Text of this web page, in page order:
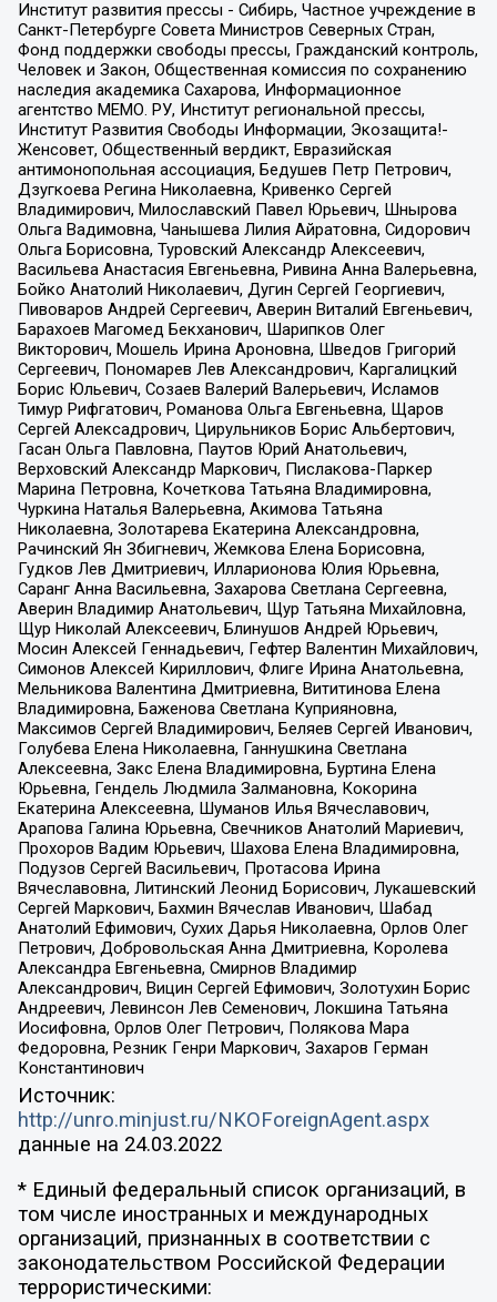
Институт развития прессы - Сибирь, Частное учреждение в
Санкт-Петербурге Совета Министров Северных Стран,
Фонд поддержки свободы прессы, Гражданский контроль,
Человек и Закон, Общественная комиссия по сохранению
наследия академика Сахарова, Информационное
агентство МЕМО. РУ, Институт региональной прессы,
Институт Развития Свободы Информации, Экозащита!-
Женсовет, Общественный вердикт, Евразийская
антимонопольная ассоциация, Бедушев Петр Петрович,
Дзугкоева Регина Николаевна, Кривенко Сергей
Владимирович, Милославский Павел Юрьевич, Шнырова
Ольга Вадимовна, Чанышева Лилия Айратовна, Сидорович
Ольга Борисовна, Туровский Александр Алексеевич,
Васильева Анастасия Евгеньевна, Ривина Анна Валерьевна,
Бойко Анатолий Николаевич, Дугин Сергей Георгиевич,
Пивоваров Андрей Сергеевич, Аверин Виталий Евгеньевич,
Барахоев Магомед Бекханович, Шарипков Олег
Викторович, Мошель Ирина Ароновна, Шведов Григорий
Сергеевич, Пономарев Лев Александрович, Каргалицкий
Борис Юльевич, Созаев Валерий Валерьевич, Исламов
Тимур Рифгатович, Романова Ольга Евгеньевна, Щаров
Сергей Алексадрович, Цирульников Борис Альбертович,
Гасан Ольга Павловна, Паутов Юрий Анатольевич,
Верховский Александр Маркович, Пислакова-Паркер
Марина Петровна, Кочеткова Татьяна Владимировна,
Чуркина Наталья Валерьевна, Акимова Татьяна
Николаевна, Золотарева Екатерина Александровна,
Рачинский Ян Збигневич, Жемкова Елена Борисовна,
Гудков Лев Дмитриевич, Илларионова Юлия Юрьевна,
Саранг Анна Васильевна, Захарова Светлана Сергеевна,
Аверин Владимир Анатольевич, Щур Татьяна Михайловна,
Щур Николай Алексеевич, Блинушов Андрей Юрьевич,
Мосин Алексей Геннадьевич, Гефтер Валентин Михайлович,
Симонов Алексей Кириллович, Флиге Ирина Анатольевна,
Мельникова Валентина Дмитриевна, Вититинова Елена
Владимировна, Баженова Светлана Куприяновна,
Максимов Сергей Владимирович, Беляев Сергей Иванович,
Голубева Елена Николаевна, Ганнушкина Светлана
Алексеевна, Закс Елена Владимировна, Буртина Елена
Юрьевна, Гендель Людмила Залмановна, Кокорина
Екатерина Алексеевна, Шуманов Илья Вячеславович,
Арапова Галина Юрьевна, Свечников Анатолий Мариевич,
Прохоров Вадим Юрьевич, Шахова Елена Владимировна,
Подузов Сергей Васильевич, Протасова Ирина
Вячеславовна, Литинский Леонид Борисович, Лукашевский
Сергей Маркович, Бахмин Вячеслав Иванович, Шабад
Анатолий Ефимович, Сухих Дарья Николаевна, Орлов Олег
Петрович, Добровольская Анна Дмитриевна, Королева
Александра Евгеньевна, Смирнов Владимир
Александрович, Вицин Сергей Ефимович, Золотухин Борис
Андреевич, Левинсон Лев Семенович, Локшина Татьяна
Иосифовна, Орлов Олег Петрович, Полякова Мара
Федоровна, Резник Генри Маркович, Захаров Герман
Константинович
Источник:
http://unro.minjust.ru/NKOForeignAgent.aspx
данные на 24.03.2022
* Единый федеральный список организаций, в
том числе иностранных и международных
организаций, признанных в соответствии с
законодательством Российской Федерации
террористическими: